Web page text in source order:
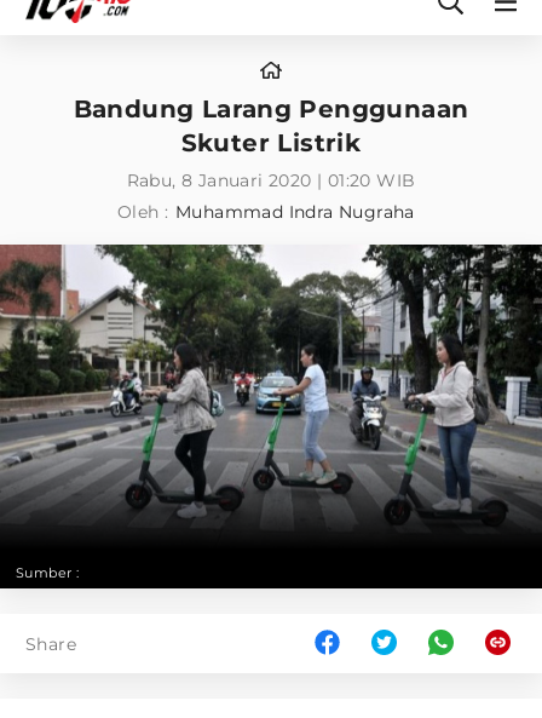
Bandung Larang Penggunaan
Skuter Listrik
Rabu, 8 Januari 2020 | 01:20 WIB
Oleh : Muhammad Indra Nugraha
Sumber :
Share